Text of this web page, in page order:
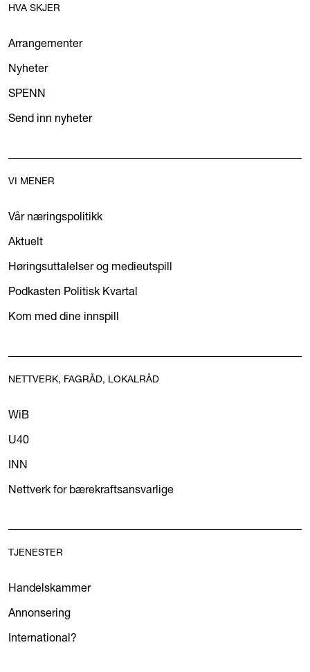
HVA SKJER
Arrangementer
Nyheter
SPENN
Send inn nyheter
VI MENER
Vår næringspolitikk
Aktuelt
Høringsuttalelser og medieutspill
Podkasten Politisk Kvartal
Kom med dine innspill
NETTVERK, FAGRÅD, LOKALRÅD
WiB
U40
INN
Nettverk for bærekraftsansvarlige
TJENESTER
Handelskammer
Annonsering
International?